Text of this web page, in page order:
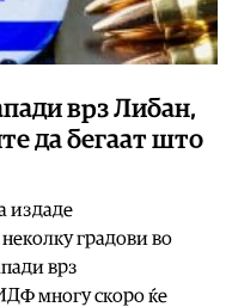
врз Либан,
да бегаат што
издаде
градови во
врз
многу скоро ќе